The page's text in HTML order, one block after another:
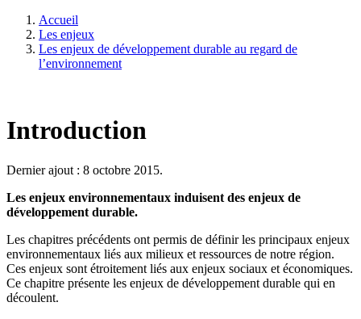
Accueil
Les enjeux
Les enjeux de développement durable au regard de
l’environnement
Introduction
Dernier ajout : 8 octobre 2015.
Les enjeux environnementaux induisent des enjeux de
développement durable.
Les chapitres précédents ont permis de définir les principaux enjeux
environnementaux liés aux milieux et ressources de notre région.
Ces enjeux sont étroitement liés aux enjeux sociaux et économiques.
Ce chapitre présente les enjeux de développement durable qui en
découlent.